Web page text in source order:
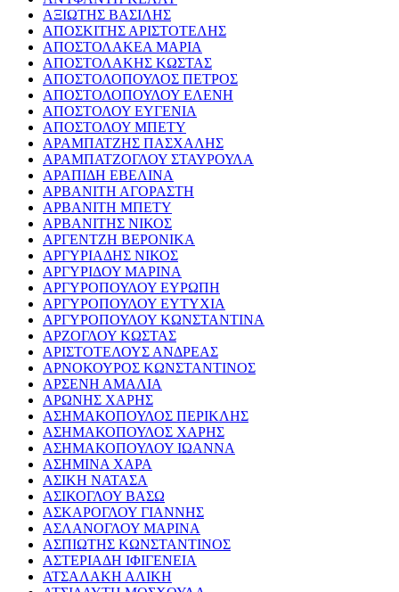
ΑΞΙΩΤΗΣ ΒΑΣΙΛΗΣ
ΑΠΟΣΚΙΤΗΣ ΑΡΙΣΤΟΤΕΛΗΣ
ΑΠΟΣΤΟΛΑΚΕΑ ΜΑΡΙΑ
ΑΠΟΣΤΟΛΑΚΗΣ ΚΩΣΤΑΣ
ΑΠΟΣΤΟΛΟΠΟΥΛΟΣ ΠΕΤΡΟΣ
ΑΠΟΣΤΟΛΟΠΟΥΛΟΥ ΕΛΕΝΗ
ΑΠΟΣΤΟΛΟΥ ΕΥΓΕΝΙΑ
ΑΠΟΣΤΟΛΟΥ ΜΠΕΤΥ
ΑΡΑΜΠΑΤΖΗΣ ΠΑΣΧΑΛΗΣ
ΑΡΑΜΠΑΤΖΟΓΛΟΥ ΣΤΑΥΡΟΥΛΑ
ΑΡΑΠΙΔΗ ΕΒΕΛΙΝΑ
ΑΡΒΑΝΙΤΗ ΑΓΟΡΑΣΤΗ
ΑΡΒΑΝΙΤΗ ΜΠΕΤΥ
ΑΡΒΑΝΙΤΗΣ ΝΙΚΟΣ
ΑΡΓΕΝΤΖΗ ΒΕΡΟΝΙΚΑ
ΑΡΓΥΡΙΑΔΗΣ ΝΙΚΟΣ
ΑΡΓΥΡΙΔΟΥ ΜΑΡΙΝΑ
ΑΡΓΥΡΟΠΟΥΛΟΥ ΕΥΡΩΠΗ
ΑΡΓΥΡΟΠΟΥΛΟΥ ΕΥΤΥΧΙΑ
ΑΡΓΥΡΟΠΟΥΛΟΥ ΚΩΝΣΤΑΝΤΙΝΑ
ΑΡΖΟΓΛΟΥ ΚΩΣΤΑΣ
ΑΡΙΣΤΟΤΕΛΟΥΣ ΑΝΔΡΕΑΣ
ΑΡΝΟΚΟΥΡΟΣ ΚΩΝΣΤΑΝΤΙΝΟΣ
ΑΡΣΕΝΗ ΑΜΑΛΙΑ
ΑΡΩΝΗΣ ΧΑΡΗΣ
ΑΣΗΜΑΚΟΠΟΥΛΟΣ ΠΕΡΙΚΛΗΣ
ΑΣΗΜΑΚΟΠΟΥΛΟΣ ΧΑΡΗΣ
ΑΣΗΜΑΚΟΠΟΥΛΟΥ ΙΩΑΝΝΑ
ΑΣΗΜΙΝΑ ΧΑΡΑ
ΑΣΙΚΗ ΝΑΤΑΣΑ
ΑΣΙΚΟΓΛΟΥ ΒΑΣΩ
ΑΣΚΑΡΟΓΛΟΥ ΓΙΑΝΝΗΣ
ΑΣΛΑΝΟΓΛΟΥ ΜΑΡΙΝΑ
ΑΣΠΙΩΤΗΣ ΚΩΝΣΤΑΝΤΙΝΟΣ
ΑΣΤΕΡΙΑΔΗ ΙΦΙΓΕΝΕΙΑ
ΑΤΣΑΛΑΚΗ ΑΛΙΚΗ